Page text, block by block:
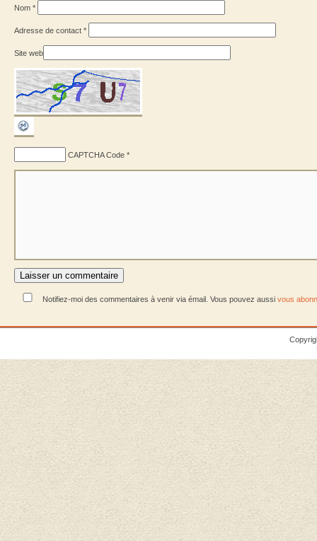
Nom *
Adresse de contact *
Site web
CAPTCHA Code *
Notifiez-moi des commentaires à venir via émail. Vous pouvez aussi vous